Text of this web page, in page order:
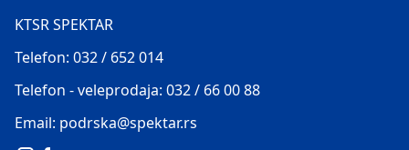
KTSR SPEKTAR
Telefon: 032 / 652 014
Telefon - veleprodaja: 032 / 66 00 88
Email: podrska@spektar.rs